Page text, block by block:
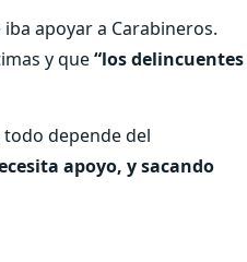
apoyar a Carabineros.
y que“los delincuentes
depende del
apoyo, y sacando